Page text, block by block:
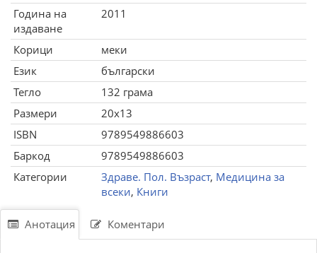
Година на
издаване
2011
Корици
меки
Език
български
Тегло
132 грама
Размери
20x13
ISBN
9789549886603
Баркод
9789549886603
Категории
Здраве. Пол. Възраст, Медицина за
всеки, Книги
Анотация Коментари